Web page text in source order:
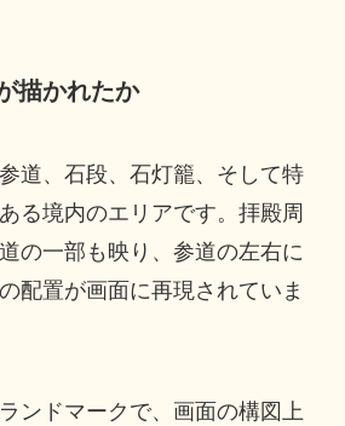
描かれたか
道、石段、石灯籠、そして特
る境内のエリアです。拝殿周
の一部も映り、参道の左右に
配置が画面に再現されていま
ンドマークで、画面の構図上